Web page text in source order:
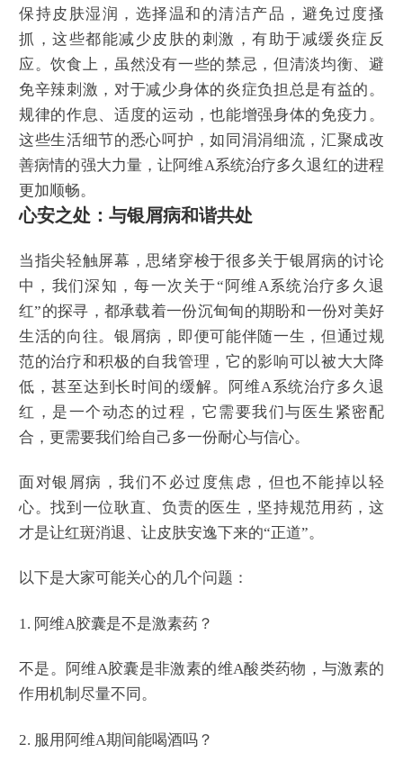
保持皮肤湿润，选择温和的清洁产品，避免过度搔
抓，这些都能减少皮肤的刺激，有助于减缓炎症反
应。饮食上，虽然没有一些的禁忌，但清淡均衡、避
免辛辣刺激，对于减少身体的炎症负担总是有益的。
规律的作息、适度的运动，也能增强身体的免疫力。
这些生活细节的悉心呵护，如同涓涓细流，汇聚成改
善病情的强大力量，让阿维A系统治疗多久退红的进程
更加顺畅。
心安之处：与银屑病和谐共处
当指尖轻触屏幕，思绪穿梭于很多关于银屑病的讨论
中，我们深知，每一次关于“阿维A系统治疗多久退
红”的探寻，都承载着一份沉甸甸的期盼和一份对美好
生活的向往。银屑病，即便可能伴随一生，但通过规
范的治疗和积极的自我管理，它的影响可以被大大降
低，甚至达到长时间的缓解。阿维A系统治疗多久退
红，是一个动态的过程，它需要我们与医生紧密配
合，更需要我们给自己多一份耐心与信心。
面对银屑病，我们不必过度焦虑，但也不能掉以轻
心。找到一位耿直、负责的医生，坚持规范用药，这
才是让红斑消退、让皮肤安逸下来的“正道”。
以下是大家可能关心的几个问题：
1. 阿维A胶囊是不是激素药？
不是。阿维A胶囊是非激素的维A酸类药物，与激素的
作用机制尽量不同。
2. 服用阿维A期间能喝酒吗？